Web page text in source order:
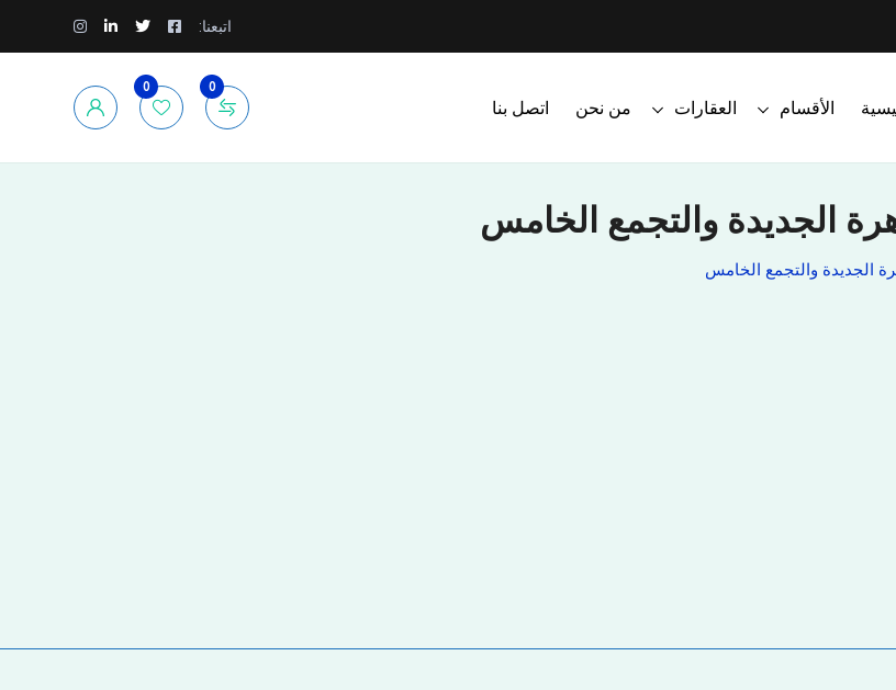
اتبعنا:
الأقسام العقارات من نحن اتصل بنا
0
0
الجديدة والتجمع الخامس
الجديدة والتجمع الخامس